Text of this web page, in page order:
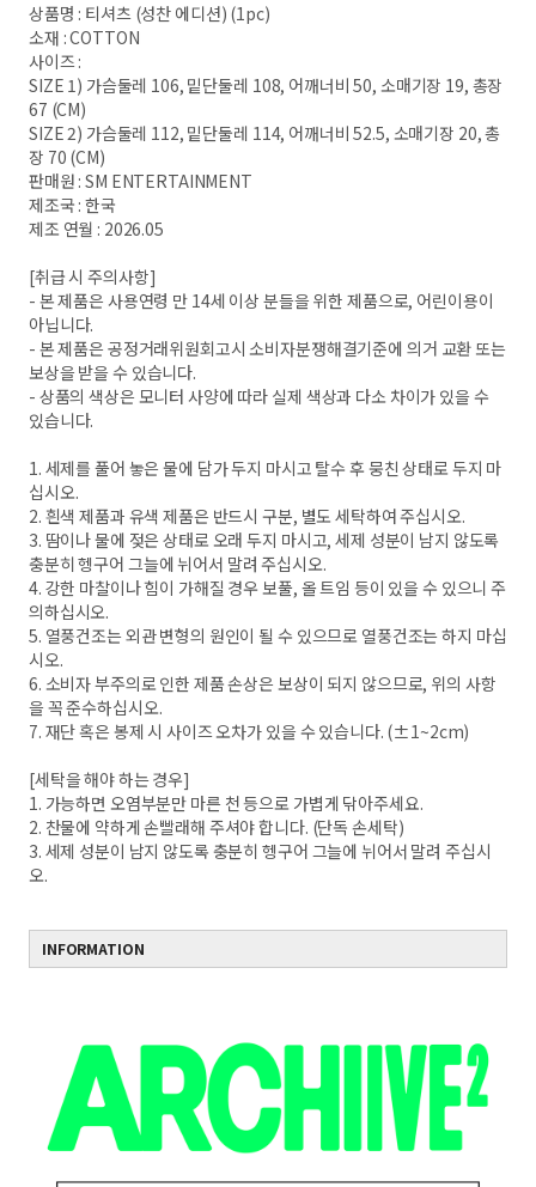
상품명 : 티셔츠 (성찬 에디션) (1pc)
소재 : COTTON
사이즈 :
SIZE 1) 가슴둘레 106, 밑단둘레 108, 어깨너비 50, 소매기장 19, 총장
67 (CM)
SIZE 2) 가슴둘레 112, 밑단둘레 114, 어깨너비 52.5, 소매기장 20, 총
장 70 (CM)
판매원 : SM ENTERTAINMENT
제조국 : 한국
제조 연월 : 2026.05
[취급 시 주의사항]
- 본 제품은 사용연령 만 14세 이상 분들을 위한 제품으로, 어린이용이
아닙니다.
- 본 제품은 공정거래위원회고시 소비자분쟁해결기준에 의거 교환 또는
보상을 받을 수 있습니다.
- 상품의 색상은 모니터 사양에 따라 실제 색상과 다소 차이가 있을 수
있습니다.
1. 세제를 풀어 놓은 물에 담가 두지 마시고 탈수 후 뭉친 상태로 두지 마
십시오.
2. 흰색 제품과 유색 제품은 반드시 구분, 별도 세탁하여 주십시오.
3. 땀이나 물에 젖은 상태로 오래 두지 마시고, 세제 성분이 남지 않도록
충분히 헹구어 그늘에 뉘어서 말려 주십시오.
4. 강한 마찰이나 힘이 가해질 경우 보풀, 올 트임 등이 있을 수 있으니 주
의하십시오.
5. 열풍건조는 외관 변형의 원인이 될 수 있으므로 열풍건조는 하지 마십
시오.
6. 소비자 부주의로 인한 제품 손상은 보상이 되지 않으므로, 위의 사항
을 꼭 준수하십시오.
7. 재단 혹은 봉제 시 사이즈 오차가 있을 수 있습니다. (±1~2cm)
[세탁을 해야 하는 경우]
1. 가능하면 오염부분만 마른 천 등으로 가볍게 닦아주세요.
2. 찬물에 약하게 손빨래해 주셔야 합니다. (단독 손세탁)
3. 세제 성분이 남지 않도록 충분히 헹구어 그늘에 뉘어서 말려 주십시
오.
INFORMATION